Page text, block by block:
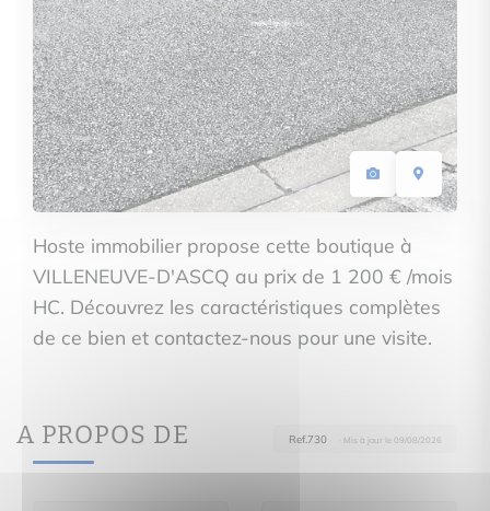
Hoste immobilier propose cette boutique à
VILLENEUVE-D'ASCQ au prix de 1 200 € /mois
HC. Découvrez les caractéristiques complètes
de ce bien et contactez-nous pour une visite.
A PROPOS DE Ref.730 · Mis à jour le 09/08/2026